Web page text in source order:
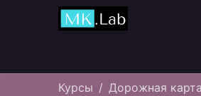
Курсы Дорожная